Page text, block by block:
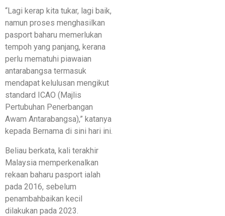
“Lagi kerap kita tukar, lagi baik,
namun proses menghasilkan
pasport baharu memerlukan
tempoh yang panjang, kerana
perlu mematuhi piawaian
antarabangsa termasuk
mendapat kelulusan mengikut
standard ICAO (Majlis
Pertubuhan Penerbangan
Awam Antarabangsa),” katanya
kepada Bernama di sini hari ini.
Beliau berkata, kali terakhir
Malaysia memperkenalkan
rekaan baharu pasport ialah
pada 2016, sebelum
penambahbaikan kecil
dilakukan pada 2023.